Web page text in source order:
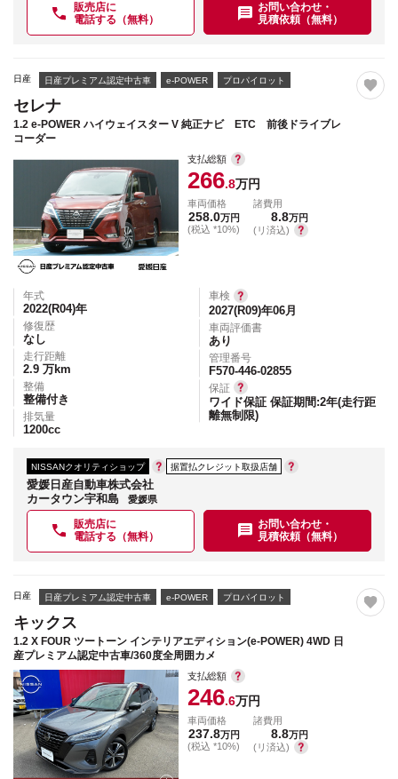
販売店に
電話する（無料）
お問い合わせ・
見積依頼（無料）
日産 日産プレミアム認定中古車 e-POWER プロパイロット
セレナ
1.2 e-POWER ハイウェイスター V 純正ナビ ETC 前後ドライブレ
コーダー
支払総額
266.8万円
車両価格
258.0万円
(税込 *10%)
諸費用
8.8万円
(リ済込)
年式
2022(R04)年
修復歴
なし
走行距離
2.9 万km
整備
整備付き
排気量
1200cc
車検
2027(R09)年06月
車両評価書
あり
管理番号
F570-446-02855
保証
ワイド保証 保証期間:2年(走行距
離無制限)
NISSANクオリティショップ 据置払クレジット取扱店舗
愛媛日産自動車株式会社
カータウン宇和島
愛媛県
販売店に
電話する（無料）
お問い合わせ・
見積依頼（無料）
日産 日産プレミアム認定中古車 e-POWER プロパイロット
キックス
1.2 X FOUR ツートーン インテリアエディション(e-POWER) 4WD 日
産プレミアム認定中古車/360度全周囲カメ
支払総額
246.6万円
車両価格
237.8万円
(税込 *10%)
諸費用
8.8万円
(リ済込)